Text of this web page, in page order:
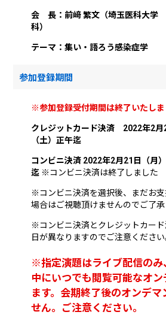
会 長：前﨑 繁文（埼玉医科大学
科）
テーマ：集い・語ろう感染症学
参加登録期間
※参加登録受付期間は終了いたしま
クレジットカード決済 2022年2月
（土）正午迄
コンビニ決済 2022年2月21日（月
迄 ※コンビニ決済は終了しました
※コンビニ決済を選択後、まだお
場合はご視聴頂けませんのでご了承
※コンビニ決済とクレジットカー
日が異なりますのでご注意ください
※指定演題はライブ配信のみ
中にいつでも閲覧可能なオ
ます。会期終了後のオンデ
せん。ご注意ください。